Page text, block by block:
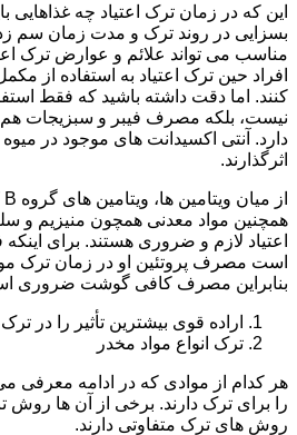
این که در زمان ترک اعتیاد چه غذاهایی
بسزایی در روند ترک و مدت زمان سم
مناسب می تواند علائم و عوارض ترک
افراد حین ترک اعتیاد به استفاده از
کنند. اما دقت داشته باشید که فقط
نیست، بلکه مصرف فیبر و سبزیجات
دارد. آنتی اکسیدانت های موجود در
اثرگذارند.
همچنین مواد معدنی همچون منیزیم و
اعتیاد لازم و ضروری هستند. برای
است مصرف پروتئین او در زمان ترک
بنابراین مصرف کافی گوشت ضروری
اراده قوی بیشترین تأثیر را در ترک
ترک انواع مواد مخدر
هر کدام از موادی که در ادامه
را برای ترک دارند. برخی از آن ها روش
روش های ترک متفاوتی دارند.